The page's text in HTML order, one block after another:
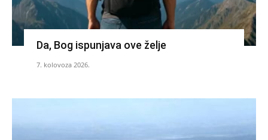
Da, Bog ispunjava ove želje
7. kolovoza 2026.